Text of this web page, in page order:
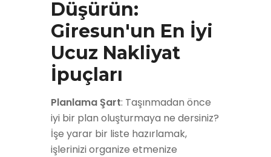
Düşürün:
Giresun'un En İyi
Ucuz Nakliyat
İpuçları
Planlama Şart: Taşınmadan önce
iyi bir plan oluşturmaya ne dersiniz?
İşe yarar bir liste hazırlamak,
işlerinizi organize etmenize